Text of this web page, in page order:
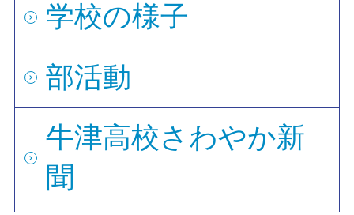
学校の様子
部活動
牛津高校さわやか新
聞